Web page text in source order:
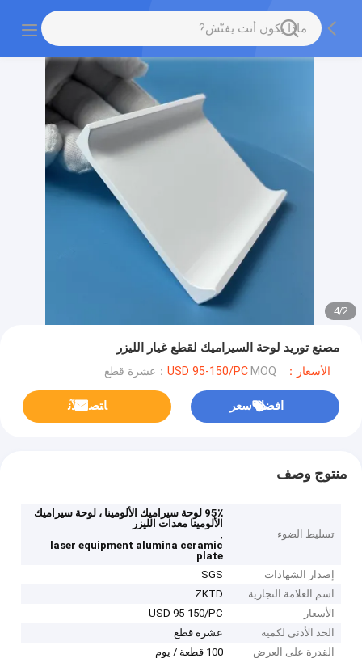
2
/
4
مصنع توريد لوحة السيراميك لقطع غيار الليزر
الأسعار：USD 95-150/PC MOQ：عشرة قطع
افضل سعر ﺎﺘﺼﻟ ﺍﻶﻧ
منتوج وصف
تسليط الضوء
95٪ لوحة سيراميك الألومينا ، لوحة سيراميك
الألومينا معدات الليزر
,
laser equipment alumina ceramic
plate
إصدار الشهادات
SGS
اسم العلامة التجارية
ZKTD
الأسعار
USD 95-150/PC
الحد الأدنى لكمية
عشرة قطع
القدرة على العرض
100 قطعة / يوم